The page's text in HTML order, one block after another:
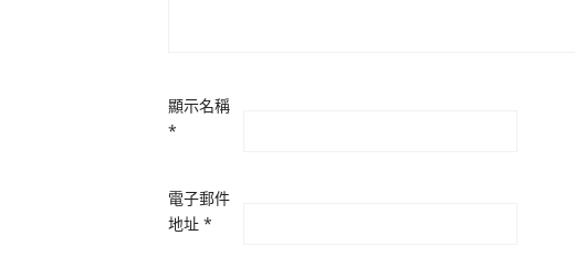
顯示名稱
*
電子郵件
地址 *